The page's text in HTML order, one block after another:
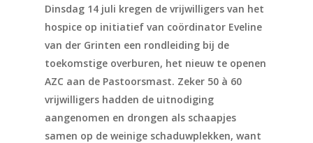
Dinsdag 14 juli kregen de vrijwilligers van het
hospice op initiatief van coördinator Eveline
van der Grinten een rondleiding bij de
toekomstige overburen, het nieuw te openen
AZC aan de Pastoorsmast. Zeker 50 à 60
vrijwilligers hadden de uitnodiging
aangenomen en drongen als schaapjes
samen op de weinige schaduwplekken, want